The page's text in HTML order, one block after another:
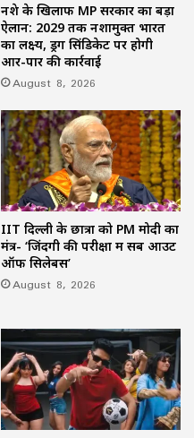
नशे के खिलाफ MP सरकार का बड़ा
ऐलान: 2029 तक नशामुक्त भारत
का लक्ष्य, ड्रग सिंडिकेट पर होगी
आर-पार की कार्रवाई
August 8, 2026
IIT दिल्ली के छात्रों को PM मोदी का
मंत्र- ‘जिंदगी की परीक्षा में सब आउट
ऑफ सिलेबस’
August 8, 2026